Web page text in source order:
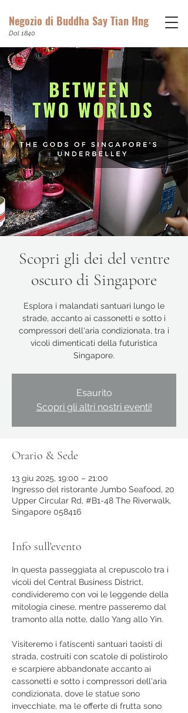
Negozio di Buddha Say Tian Hng
Dal 1840
Scopri gli dei del ventre
oscuro di Singapore
Esplora i malandati santuari lungo le
strade, accanto ai cassonetti e sotto i
compressori dell'aria condizionata, tra i
vicoli dimenticati della futuristica
Singapore.
Esaurito
Scopri gli altri nostri eventi!
Orario & Sede
13 giu 2025, 19:00 – 21:00
Ingresso del ristorante Jumbo Seafood, 20
Upper Circular Rd, #B1-48 The Riverwalk,
Singapore 058416
Info sull'evento
In questa passeggiata al crepuscolo tra i
vicoli del Central Business District,
condivideremo con voi le leggende della
mitologia cinese, mentre passeremo dal
tramonto alla notte, dallo Yang allo Yin.
Visiteremo i fatiscenti santuari taoisti di
strada, costruiti con scatole di polistirolo
e scarpiere abbandonate accanto ai
cassonetti e sotto i compressori dell'aria
condizionata, dove le statue sono
invecchiate, ma le offerte di frutta sono